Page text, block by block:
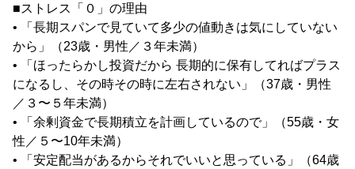
■ストレス「０」の理由
• 「長期スパンで見ていて多少の値動きは気にしていない
から」（23歳・男性／３年未満）
• 「ほったらかし投資だから 長期的に保有してればプラス
になるし、その時その時に左右されない」（37歳・男性
／３〜５年未満）
• 「余剰資金で長期積立を計画しているので」（55歳・女
性／５〜10年未満）
• 「安定配当があるからそれでいいと思っている」（64歳